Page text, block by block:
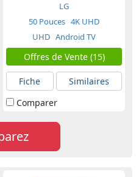
LG
50 Pouces 4K UHD
UHD Android TV
Offres de Vente (15)
Fiche
Similaires
Comparer